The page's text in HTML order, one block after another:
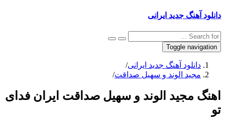
دانلود آهنگ جدید ایرانی
Toggle navigation
دانلود آهنگ جدید ایرانی/
مجید الوند و سهیل صداقت/
اهنگ مجید الوند و سهیل صداقت ایران فدای
تو